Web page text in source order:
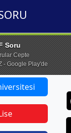
Soru
Cepte
- Google Play'de